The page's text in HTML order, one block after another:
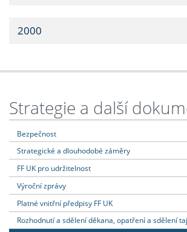
2000
Strategie a další
Bezpečnost
Strategické a dlouhodobé záměry
FF UK pro udržitelnost
Výroční zprávy
Platné vnitřní předpisy FF UK
Rozhodnutí a sdělení děkana, opatření a sdělení